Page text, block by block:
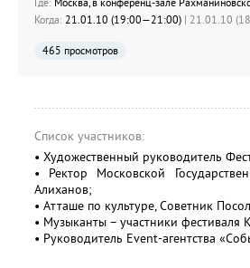
Где: Москва, в конференц-зале
Когда: 21.01.10 (19:00—21:00) | 21.01.10
465 просмотров
Список участников:
• Художественный руководитель
• Ректор Московской
Алиханов;
• Атташе по культуре, Советник
• Музыканты – участники
• Руководитель Event-агентства